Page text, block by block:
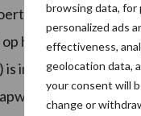
browsing data, for
personalized ads
effectiveness,
geolocation data,
your consent will
change or
hellingen en een
in de vorm van
ingebouwd.